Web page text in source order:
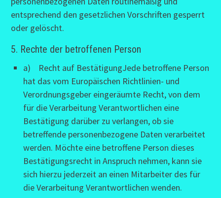
entsprechend den gesetzlichen Vorschriften gesperrt
oder gelöscht.
5. Rechte der betroffenen Person
a) Recht auf BestätigungJede betroffene Person
hat das vom Europäischen Richtlinien- und
Verordnungsgeber eingeräumte Recht, von dem
für die Verarbeitung Verantwortlichen eine
Bestätigung darüber zu verlangen, ob sie
betreffende personenbezogene Daten verarbeitet
werden. Möchte eine betroffene Person dieses
Bestätigungsrecht in Anspruch nehmen, kann sie
sich hierzu jederzeit an einen Mitarbeiter des für
die Verarbeitung Verantwortlichen wenden.